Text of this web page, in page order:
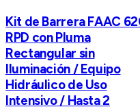
Kit de Barrera FAAC
RPD con Pluma
Rectangular sin
Iluminación / Equipo
Hidráulico de Uso
Intensivo / Hasta 2